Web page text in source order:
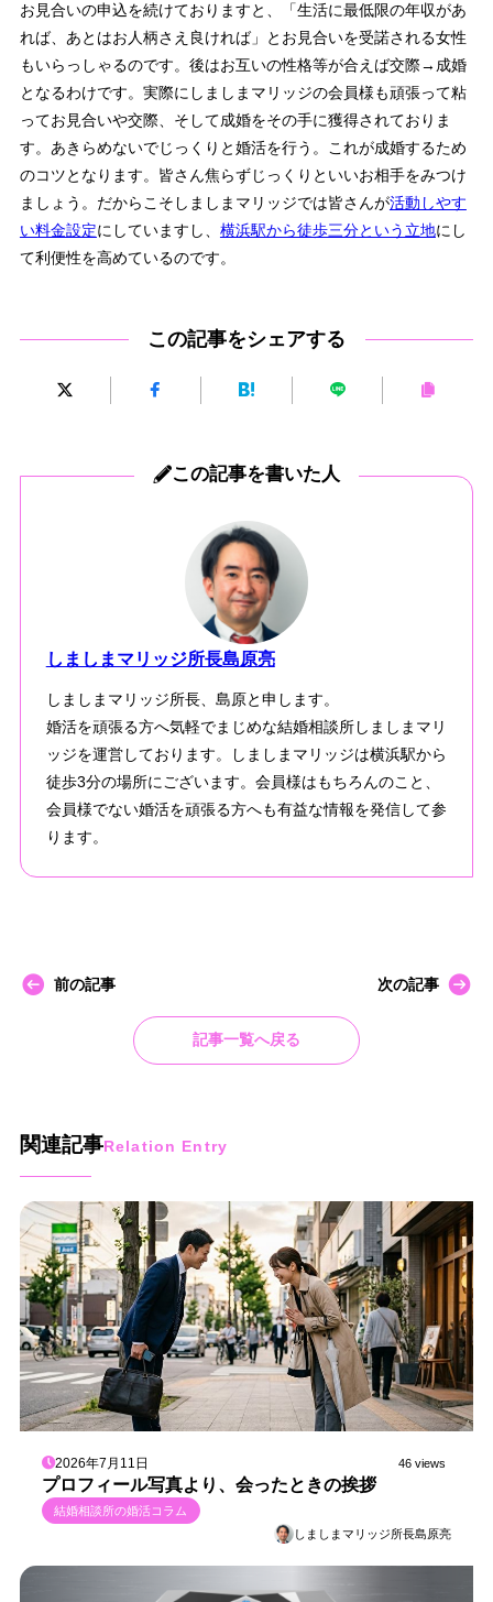
お見合いの申込を続けておりますと、「生活に最低限の年収があ
れば、あとはお人柄さえ良ければ」とお見合いを受諾される女性
もいらっしゃるのです。後はお互いの性格等が合えば交際→成婚
となるわけです。実際にしましまマリッジの会員様も頑張って粘
ってお見合いや交際、そして成婚をその手に獲得されておりま
す。あきらめないでじっくりと婚活を行う。これが成婚するため
のコツとなります。皆さん焦らずじっくりといいお相手をみつけ
ましょう。だからこそしましまマリッジでは皆さんが活動しやす
い料金設定にしていますし、 横浜駅から徒歩三分という立地にし
て利便性を高めているのです。
この記事をシェアする
この記事を書いた人
しましまマリッジ所長島原亮
しましまマリッジ所長、島原と申します。
婚活を頑張る方へ気軽でまじめな結婚相談所しましまマリ
ッジを運営しております。しましまマリッジは横浜駅から
徒歩3分の場所にございます。会員様はもちろんのこと、
会員様でない婚活を頑張る方へも有益な情報を発信して参
ります。
前の記事
記事一覧へ戻る
次の記事
関連記事Relation Entry
2026年7月11日 46 views
プロフィール写真より、会ったときの挨拶
結婚相談所の婚活コラム
しましまマリッジ所長島原亮